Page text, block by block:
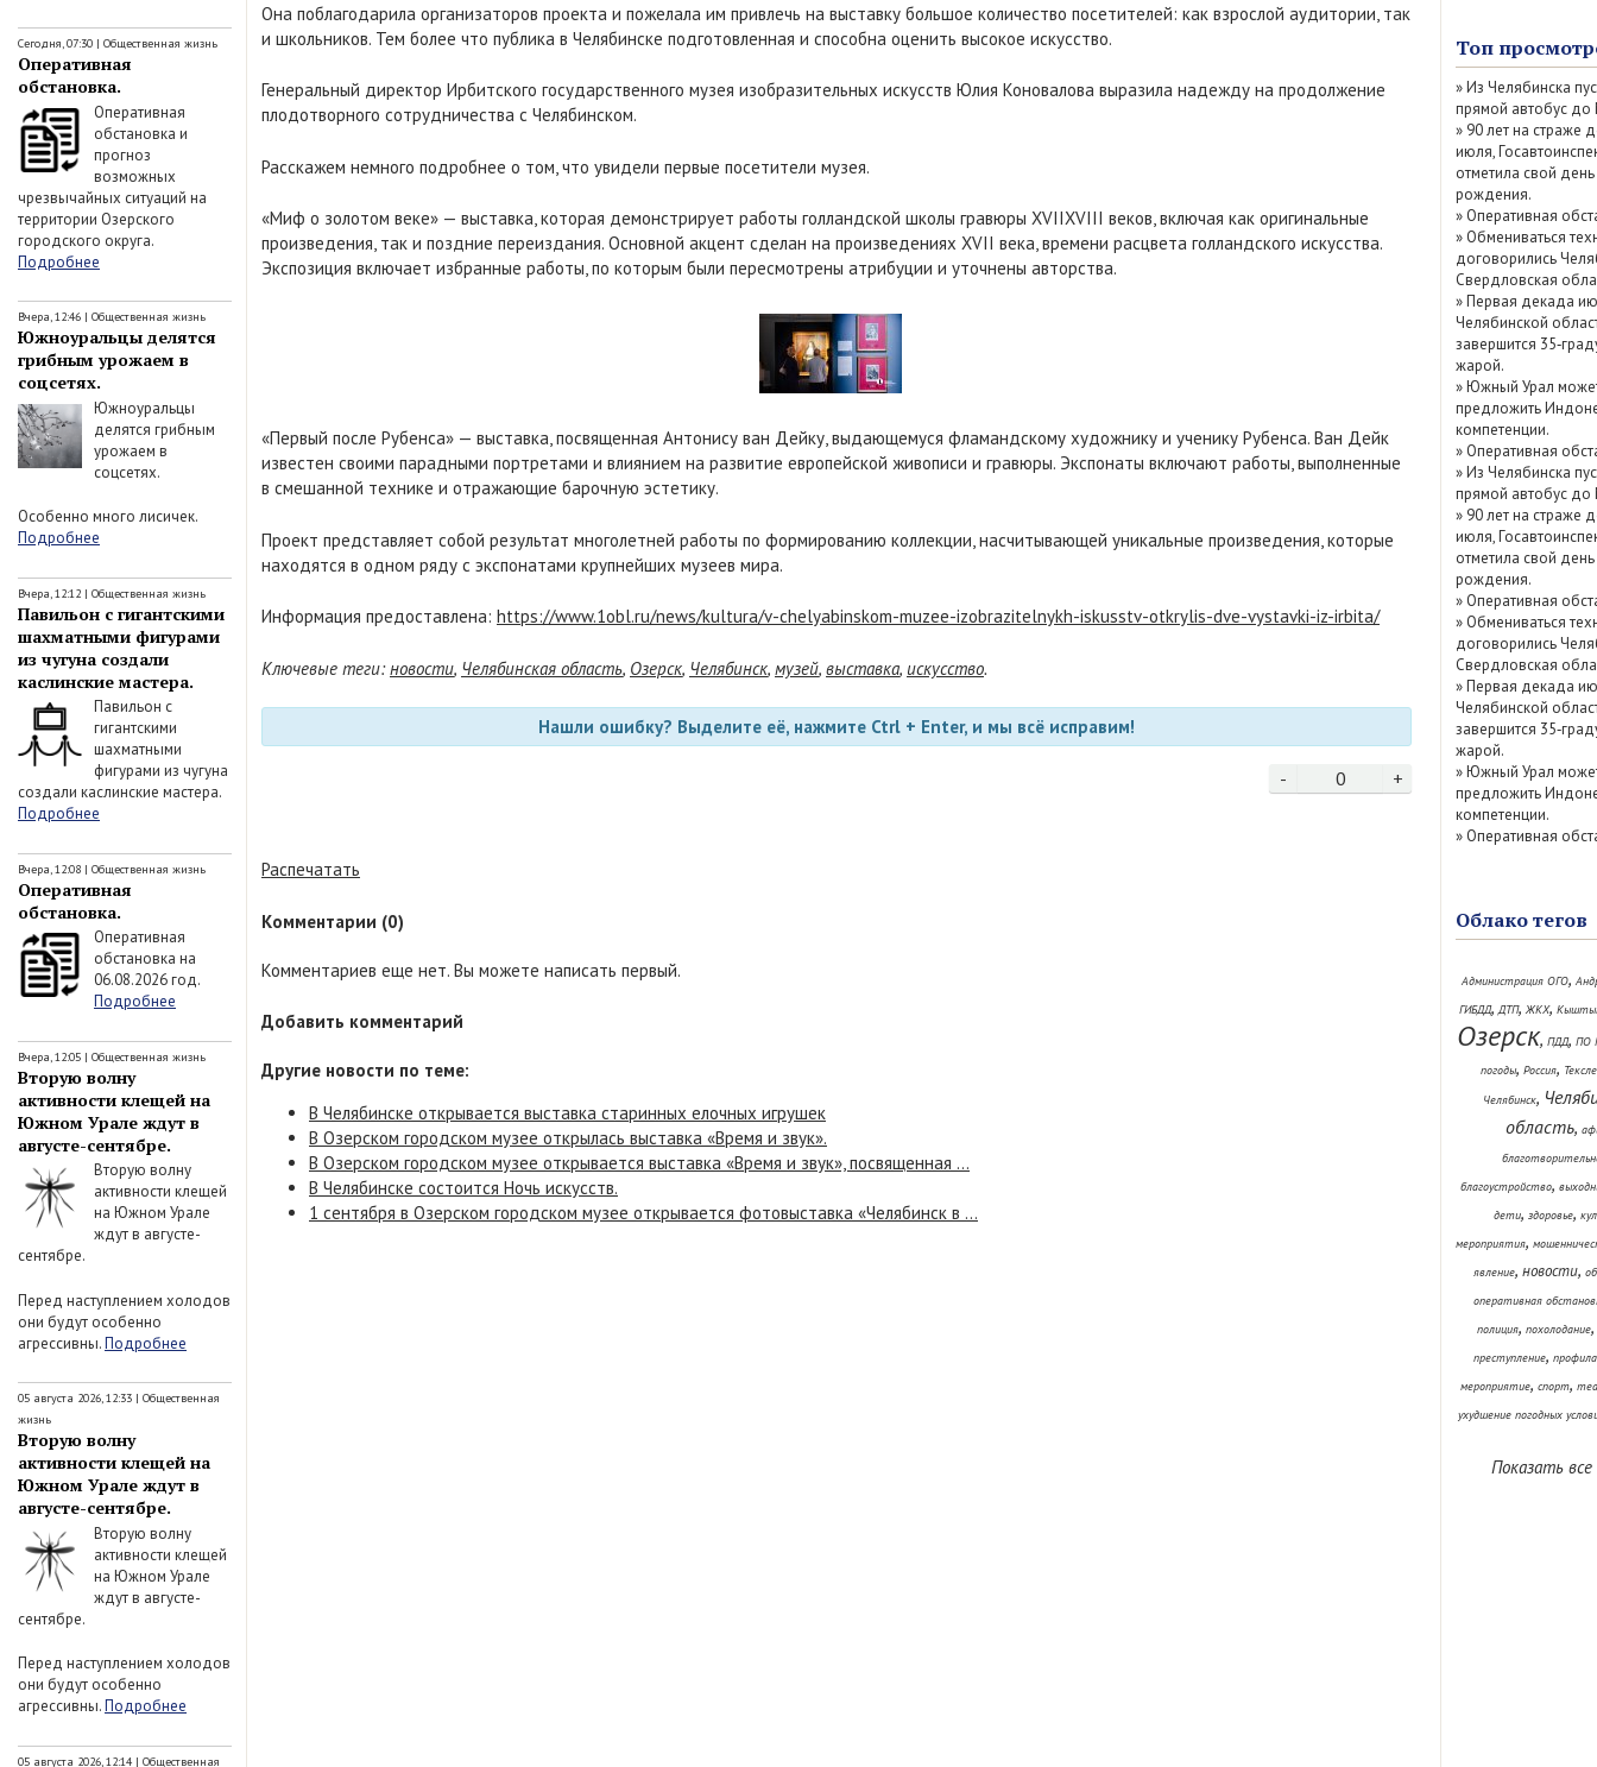
Сегодня, 07:30 | Общественная жизнь
Оперативная
обстановка.
Оперативная
обстановка и
прогноз
возможных
чрезвычайных ситуаций на
территории Озерского
городского округа.
Подробнее
Вчера, 12:46 | Общественная жизнь
Южноуральцы делятся
грибным урожаем в
соцсетях.
Южноуральцы
делятся грибным
урожаем в
соцсетях.
Особенно много лисичек.
Подробнее
Вчера, 12:12 | Общественная жизнь
Павильон с гигантскими
шахматными фигурами
из чугуна создали
каслинские мастера.
Павильон с
гигантскими
шахматными
фигурами из чугуна
создали каслинские мастера.
Подробнее
Вчера, 12:08 | Общественная жизнь
Оперативная
обстановка.
Оперативная
обстановка на
06.08.2026 год.
Подробнее
Вчера, 12:05 | Общественная жизнь
Вторую волну
активности клещей на
Южном Урале ждут в
августе-сентябре.
Вторую волну
активности клещей
на Южном Урале
ждут в августе-
сентябре.
Перед наступлением холодов
они будут особенно
агрессивны.Подробнее
05 августа 2026, 12:33 | Общественная
жизнь
Вторую волну
активности клещей на
Южном Урале ждут в
августе-сентябре.
Вторую волну
активности клещей
на Южном Урале
ждут в августе-
сентябре.
Перед наступлением холодов
они будут особенно
агрессивны.Подробнее
05 августа 2026, 12:14 | Общественная
Она поблагодарила организаторов проекта и пожелала им привлечь на выставку большое количество посетителей: как взрослой аудитории, так
и школьников. Тем более что публика в Челябинске подготовленная и способна оценить высокое искусство.
Генеральный директор Ирбитского государственного музея изобразительных искусств Юлия Коновалова выразила надежду на продолжение
плодотворного сотрудничества с Челябинском.
Расскажем немного подробнее о том, что увидели первые посетители музея.
«Миф о золотом веке» — выставка, которая демонстрирует работы голландской школы гравюры XVIIXVIII веков, включая как оригинальные
произведения, так и поздние переиздания. Основной акцент сделан на произведениях XVII века, времени расцвета голландского искусства.
Экспозиция включает избранные работы, по которым были пересмотрены атрибуции и уточнены авторства.
«Первый после Рубенса» — выставка, посвященная Антонису ван Дейку, выдающемуся фламандскому художнику и ученику Рубенса. Ван Дейк
известен своими парадными портретами и влиянием на развитие европейской живописи и гравюры. Экспонаты включают работы, выполненные
в смешанной технике и отражающие барочную эстетику.
Проект представляет собой результат многолетней работы по формированию коллекции, насчитывающей уникальные произведения, которые
находятся в одном ряду с экспонатами крупнейших музеев мира.
Информация предоставлена: https://www.1obl.ru/news/kultura/v-chelyabinskom-muzee-izobrazitelnykh-iskusstv-otkrylis-dve-vystavki-iz-irbita/
Ключевые теги:новости, Челябинская область, Озерск, Челябинск, музей, выставка, искусство.
Нашли ошибку? Выделите её, нажмите Ctrl + Enter, и мы всё исправим!
- 0 +
Распечатать
Комментарии (0)
Комментариев еще нет. Вы можете написать первый.
Добавить комментарий
Другие новости по теме:
В Челябинске открывается выставка старинных елочных игрушек
В Озерском городском музее открылась выставка «Время и звук».
В Озерском городском музее открывается выставка «Время и звук», посвященная ...
В Челябинске состоится Ночь искусств.
1 сентября в Озерском городском музее открывается фотовыставка «Челябинск в ...
Июль 2026 (77)
Июнь 2026 (52)
Май 2026 (69)
Апрель 2026
Март 2026 (79)
Показать /
архив
Топ
»Из Челябинска
прямой автобус
» 90 лет на страже
июля,
отметила свой день
рождения.
» Оперативная
» Обмениваться
договорились
Свердловская
»Первая декада
Челябинской
завершится
жарой.
»Южный Урал
предложить
компетенции.
» Оперативная
»Из Челябинска
прямой автобус
» 90 лет на страже
июля,
отметила свой день
рождения.
» Оперативная
» Обмениваться
договорились
Свердловская
»Первая декада
Челябинской
завершится
жарой.
»Южный Урал
предложить
компетенции.
» Оперативная
Облако тегов
Администрация ОГО,
ГИБДД,ДТП, ЖКХ,
Озерск, ПДД, ПО
погоды, Россия,
Челябинск,
область,
благоустройство,
дети, здоровье,
мероприятия,
явление, новости,
оперативная
полиция, похолодание,
преступление,
мероприятие, спорт,
ухудшение погодных
Показать